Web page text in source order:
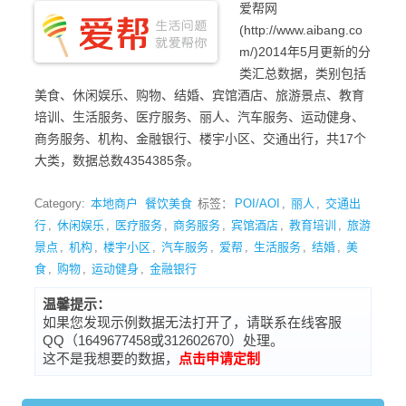
爱帮网
(http://www.aibang.co
m/)2014年5月更新的分
类汇总数据，类别包括
美食、休闲娱乐、购物、结婚、宾馆酒店、旅游景点、教育
培训、生活服务、医疗服务、丽人、汽车服务、运动健身、
商务服务、机构、金融银行、楼宇小区、交通出行，共17个
大类，数据总数4354385条。
Category: 本地商户 餐饮美食 标签： POI/AOI , 丽人 , 交通出
行 , 休闲娱乐 , 医疗服务 , 商务服务 , 宾馆酒店 , 教育培训 , 旅游
景点 , 机构 , 楼宇小区 , 汽车服务 , 爱帮 , 生活服务 , 结婚 , 美
食 , 购物 , 运动健身 , 金融银行
温馨提示：
如果您发现示例数据无法打开了，请联系在线客服
QQ（1649677458或312602670）处理。
这不是我想要的数据，
点击申请定制